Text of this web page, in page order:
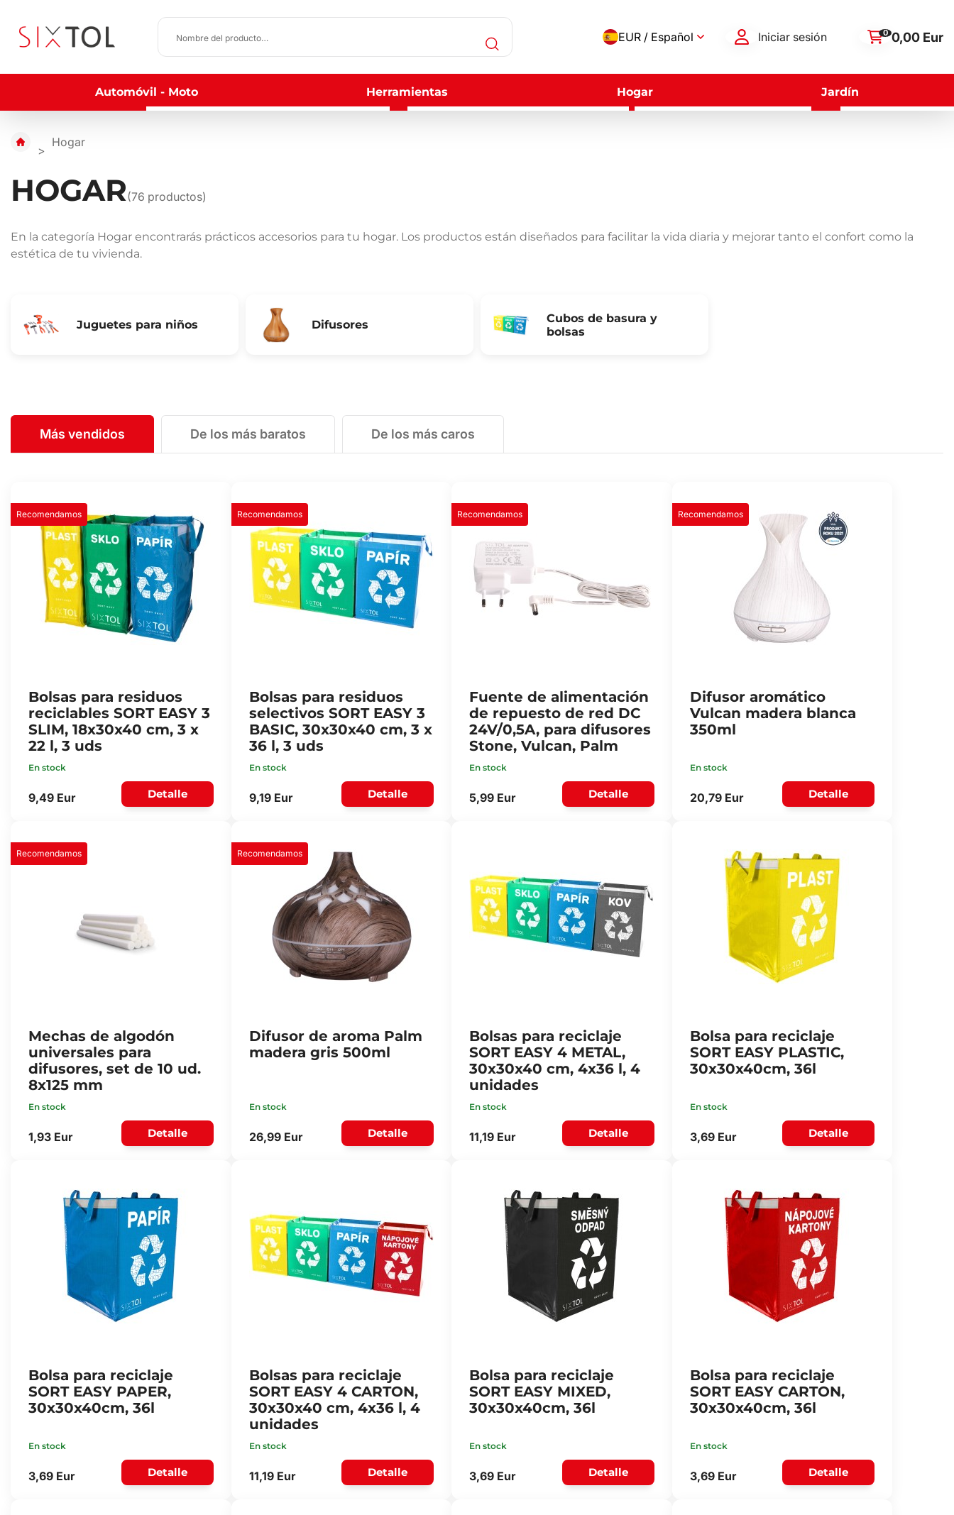
EUR / Español Iniciar sesión 0 0,00 Eur
Automóvil - Moto Herramientas Hogar Jardín
Hogar
HOGAR(76 productos)
En la categoría Hogar encontrarás prácticos accesorios para tu hogar. Los productos están diseñados para facilitar la vida diaria y mejorar tanto el confort como la
estética de tu vivienda.
Juguetes para niños Difusores
Cubos de basura y
bolsas
Más vendidos De los más baratos De los más caros
Recomendamos
Bolsas para residuos
reciclables SORT EASY 3
SLIM, 18x30x40 cm, 3 x
22 l, 3 uds
En stock
9,49 Eur Detalle
Recomendamos
Bolsas para residuos
selectivos SORT EASY 3
BASIC, 30x30x40 cm, 3 x
36 l, 3 uds
En stock
9,19 Eur Detalle
Recomendamos
Fuente de alimentación
de repuesto de red DC
24V/0,5A, para difusores
Stone, Vulcan, Palm
En stock
5,99 Eur Detalle
Recomendamos
Difusor aromático
Vulcan madera blanca
350ml
En stock
20,79 Eur Detalle
Recomendamos
Mechas de algodón
universales para
difusores, set de 10 ud.
8x125 mm
En stock
1,93 Eur Detalle
Recomendamos
Difusor de aroma Palm
madera gris 500ml
En stock
26,99 Eur Detalle
Bolsas para reciclaje
SORT EASY 4 METAL,
30x30x40 cm, 4x36 l, 4
unidades
En stock
11,19 Eur Detalle
Bolsa para reciclaje
SORT EASY PLASTIC,
30x30x40cm, 36l
En stock
3,69 Eur Detalle
Bolsa para reciclaje
SORT EASY PAPER,
30x30x40cm, 36l
En stock
3,69 Eur Detalle
Bolsas para reciclaje
SORT EASY 4 CARTON,
30x30x40 cm, 4x36 l, 4
unidades
En stock
11,19 Eur Detalle
Bolsa para reciclaje
SORT EASY MIXED,
30x30x40cm, 36l
En stock
3,69 Eur Detalle
Bolsa para reciclaje
SORT EASY CARTON,
30x30x40cm, 36l
En stock
3,69 Eur Detalle